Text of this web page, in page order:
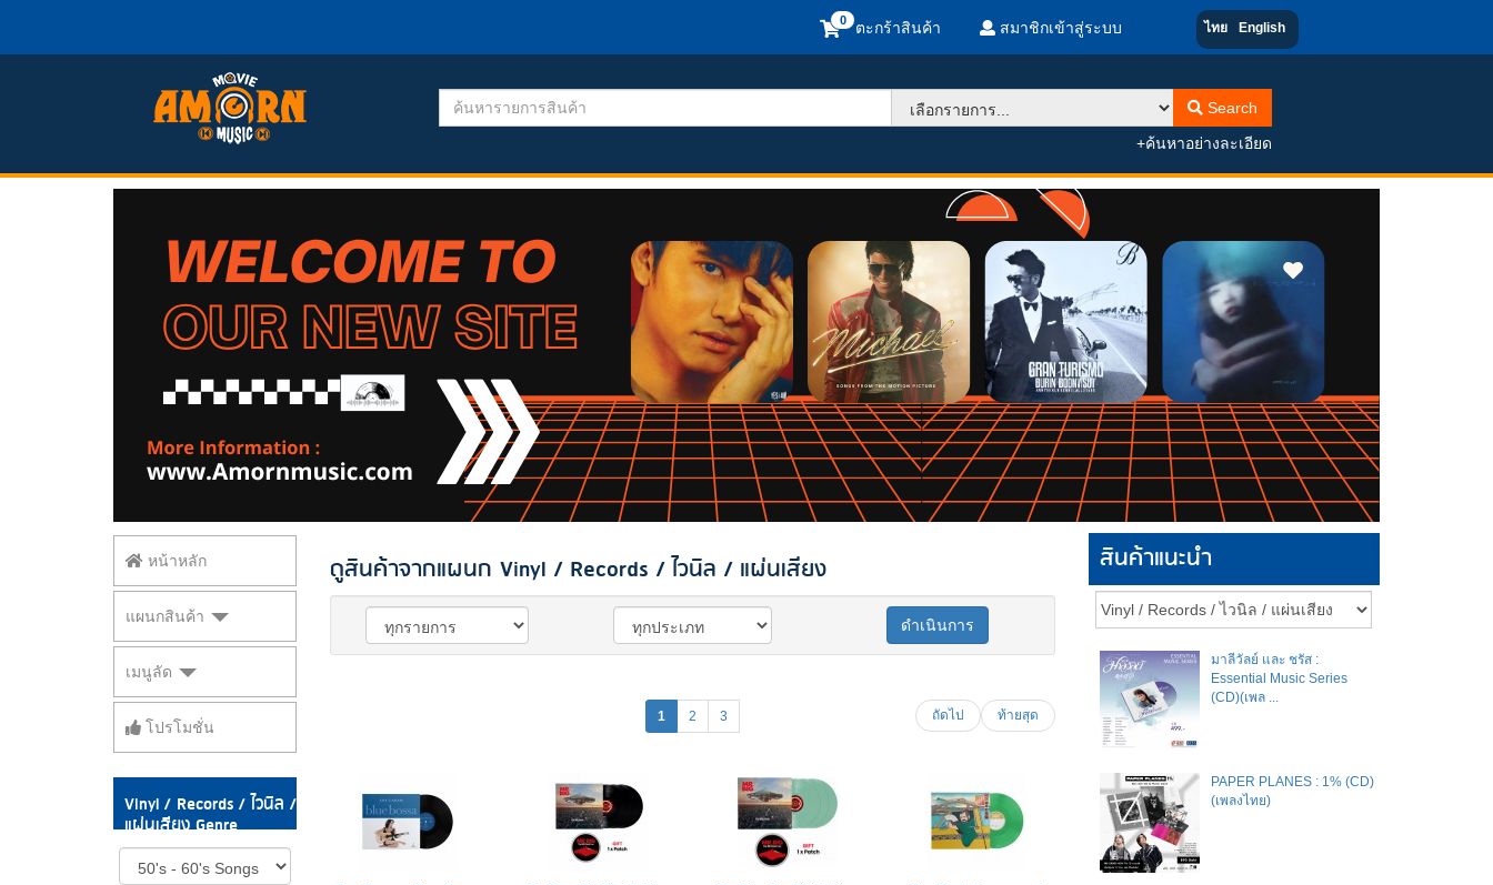
ตะกร้าสินค้า สมาชิกเข้าสู่ระบบ ไทย English
Search
+ค้นหาอย่างละเอียด
หน้าหลัก
แผนกสินค้า
เมนูลัด
โปรโมชั่น
Vinyl / Records / ไวนิล /
แผ่นเสียง Genre
ดูสินค้าจากแผนก Vinyl / Records / ไวนิล / แผ่นเสียง
ดำเนินการ
1 2 3 ถัดไป ท้ายสุด
สินค้าแนะนำ
มาลีวัลย์​ และ​ ชรัส​ :
Essential Music Series
(CD)(เพล ...
PAPER PLANES : 1% (CD)
(เพลงไทย)